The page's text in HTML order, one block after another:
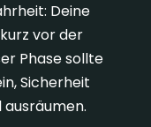
Deine
vor der
Phase sollte
Sicherheit